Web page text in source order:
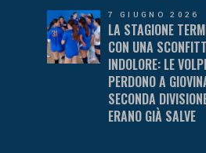
7 GIUGNO 2026
LA STAGIONE
CON UNA
INDOLORE: LE
PERDONO A
SECONDA
ERANO GIÀ SALVE